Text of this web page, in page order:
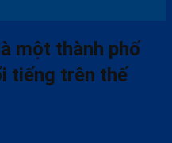
một thành phố
tiếng trên thế